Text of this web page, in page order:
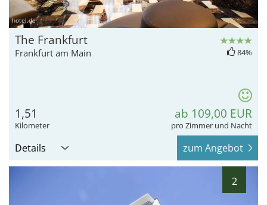
hotel.de
The Frankfurt
Frankfurt am Main 84%
1,51
Kilometer
ab 109,00 EUR
pro Zimmer und Nacht
Details zum Angebot
2